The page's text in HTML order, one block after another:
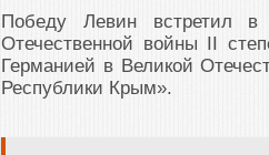
Победу Левин встретил
Отечественной войны II
Германией в Великой
Республики Крым».